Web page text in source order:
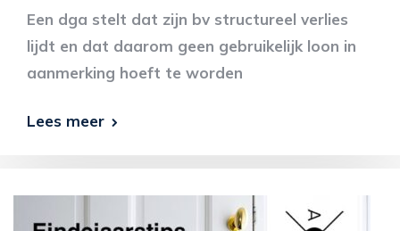
Een dga stelt dat zijn bv structureel verlies
lijdt en dat daarom geen gebruikelijk loon in
aanmerking hoeft te worden
Lees meer